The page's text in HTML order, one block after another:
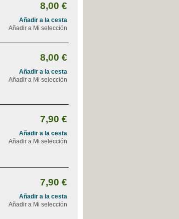
8,00 €
Añadir a la cesta
Añadir a Mi selección
8,00 €
Añadir a la cesta
Añadir a Mi selección
7,90 €
Añadir a la cesta
Añadir a Mi selección
7,90 €
Añadir a la cesta
Añadir a Mi selección